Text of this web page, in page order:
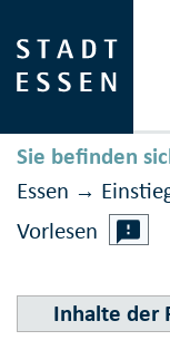
Sie befinden
Essen →
Vorlesen
Inhalte der